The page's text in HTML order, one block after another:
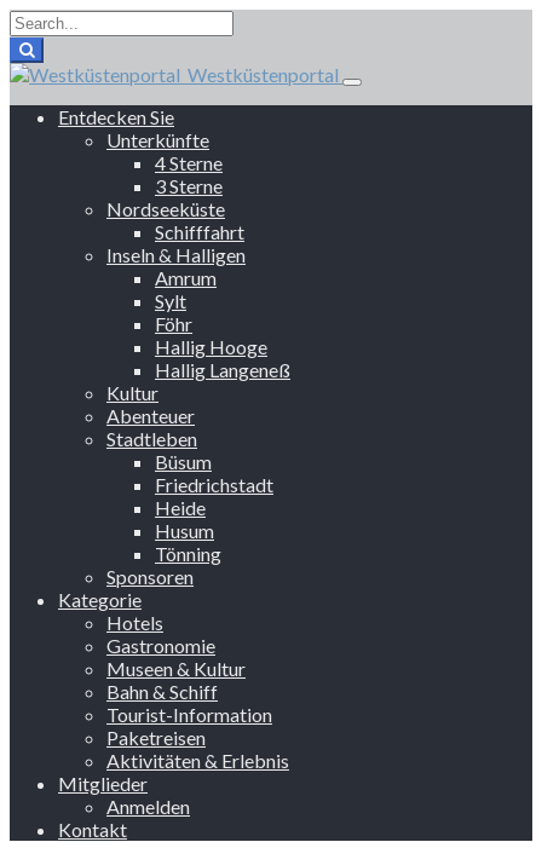
Westküstenportal
Entdecken Sie
Unterkünfte
4 Sterne
3 Sterne
Nordseeküste
Schifffahrt
Inseln & Halligen
Amrum
Sylt
Föhr
Hallig Hooge
Hallig Langeneß
Kultur
Abenteuer
Stadtleben
Büsum
Friedrichstadt
Heide
Husum
Tönning
Sponsoren
Kategorie
Hotels
Gastronomie
Museen & Kultur
Bahn & Schiff
Tourist-Information
Paketreisen
Aktivitäten & Erlebnis
Mitglieder
Anmelden
Kontakt